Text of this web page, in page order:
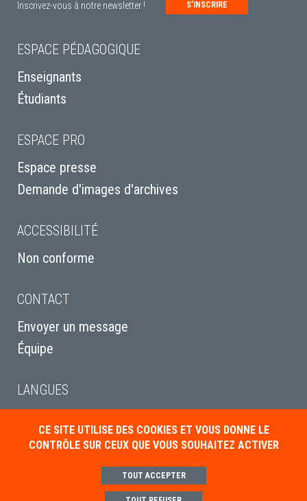
Inscrivez-vous à notre newsletter ! S’INSCRIRE
ESPACE PÉDAGOGIQUE
Enseignants
Étudiants
ESPACE PRO
Espace presse
Demande d'images d'archives
ACCESSIBILITÉ
Non conforme
CONTACT
Envoyer un message
Équipe
LANGUES
Italiano
CE SITE UTILISE DES COOKIES ET VOUS DONNE LE
CONTRÔLE SUR CEUX QUE VOUS SOUHAITEZ ACTIVER
TOUT ACCEPTER